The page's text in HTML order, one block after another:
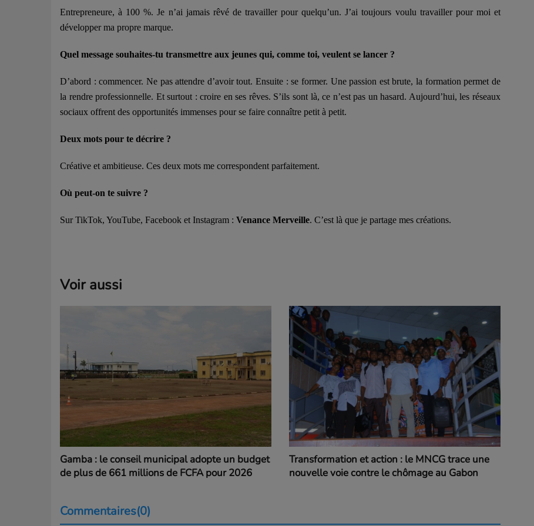
Entrepreneure, à 100 %. Je n’ai jamais rêvé de travailler pour quelqu’un. J’ai toujours voulu travailler pour moi et
développer ma propre marque.
Quel message souhaites-tu transmettre aux jeunes qui, comme toi, veulent se lancer ?
D’abord : commencer. Ne pas attendre d’avoir tout. Ensuite : se former. Une passion est brute, la formation permet de
la rendre professionnelle. Et surtout : croire en ses rêves. S’ils sont là, ce n’est pas un hasard. Aujourd’hui, les réseaux
sociaux offrent des opportunités immenses pour se faire connaître petit à petit.
Deux mots pour te décrire ?
Créative et ambitieuse. Ces deux mots me correspondent parfaitement.
Où peut-on te suivre ?
Sur TikTok, YouTube, Facebook et Instagram : Venance Merveille. C’est là que je partage mes créations.
Voir aussi
Gamba : le conseil municipal adopte un budget
de plus de 661 millions de FCFA pour 2026
Transformation et action : le MNCG trace une
nouvelle voie contre le chômage au Gabon
Commentaires(0)